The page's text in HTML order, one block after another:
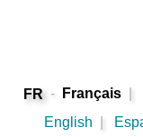
FR - Français
English